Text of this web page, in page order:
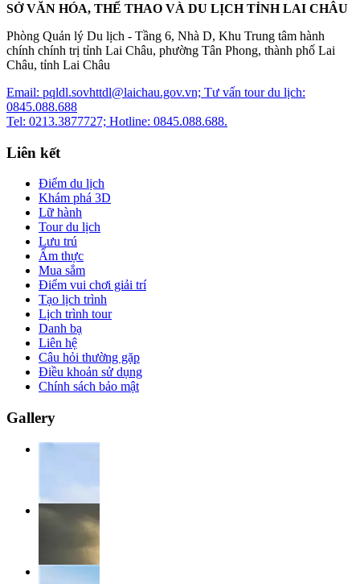
SỞ VĂN HÓA, THỂ THAO VÀ DU LỊCH TỈNH LAI CHÂU
Phòng Quản lý Du lịch - Tầng 6, Nhà D, Khu Trung tâm hành
chính chính trị tỉnh Lai Châu, phường Tân Phong, thành phố Lai
Châu, tỉnh Lai Châu
Email: pqldl.sovhttdl@laichau.gov.vn; Tư vấn tour du lịch:
0845.088.688
Tel: 0213.3877727; Hotline: 0845.088.688.
Liên kết
Điểm du lịch
Khám phá 3D
Lữ hành
Tour du lịch
Lưu trú
Ẩm thực
Mua sắm
Điểm vui chơi giải trí
Tạo lịch trình
Lịch trình tour
Danh bạ
Liên hệ
Câu hỏi thường gặp
Điều khoản sử dụng
Chính sách bảo mật
Gallery